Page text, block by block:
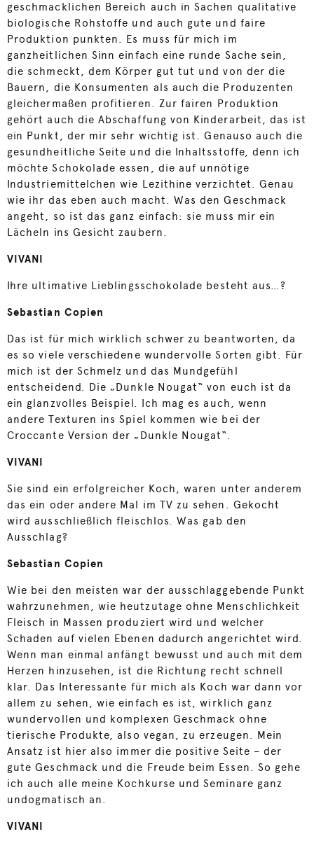
geschmacklichen Bereich auch in Sachen qualitative
biologische Rohstoffe und auch gute und faire
Produktion punkten. Es muss für mich im
ganzheitlichen Sinn einfach eine runde Sache sein,
die schmeckt, dem Körper gut tut und von der die
Bauern, die Konsumenten als auch die Produzenten
gleichermaßen profitieren. Zur fairen Produktion
gehört auch die Abschaffung von Kinderarbeit, das ist
ein Punkt, der mir sehr wichtig ist. Genauso auch die
gesundheitliche Seite und die Inhaltsstoffe, denn ich
möchte Schokolade essen, die auf unnötige
Industriemittelchen wie Lezithine verzichtet. Genau
wie ihr das eben auch macht. Was den Geschmack
angeht, so ist das ganz einfach: sie muss mir ein
Lächeln ins Gesicht zaubern.
VIVANI
Ihre ultimative Lieblingsschokolade besteht aus…?
Sebastian Copien
Das ist für mich wirklich schwer zu beantworten, da
es so viele verschiedene wundervolle Sorten gibt. Für
mich ist der Schmelz und das Mundgefühl
entscheidend. Die „Dunkle Nougat“ von euch ist da
ein glanzvolles Beispiel. Ich mag es auch, wenn
andere Texturen ins Spiel kommen wie bei der
Croccante Version der „Dunkle Nougat“.
VIVANI
Sie sind ein erfolgreicher Koch, waren unter anderem
das ein oder andere Mal im TV zu sehen. Gekocht
wird ausschließlich fleischlos. Was gab den
Ausschlag?
Sebastian Copien
Wie bei den meisten war der ausschlaggebende Punkt
wahrzunehmen, wie heutzutage ohne Menschlichkeit
Fleisch in Massen produziert wird und welcher
Schaden auf vielen Ebenen dadurch angerichtet wird.
Wenn man einmal anfängt bewusst und auch mit dem
Herzen hinzusehen, ist die Richtung recht schnell
klar. Das Interessante für mich als Koch war dann vor
allem zu sehen, wie einfach es ist, wirklich ganz
wundervollen und komplexen Geschmack ohne
tierische Produkte, also vegan, zu erzeugen. Mein
Ansatz ist hier also immer die positive Seite – der
gute Geschmack und die Freude beim Essen. So gehe
ich auch alle meine Kochkurse und Seminare ganz
undogmatisch an.
VIVANI